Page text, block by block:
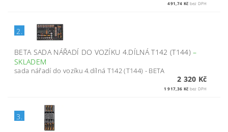
491,74 Kč bez DPH
2.
BETA SADA NÁŘADÍ DO VOZÍKU 4.DÍLNÁ T142 (T144)–
SKLADEM
sada nářadí do vozíku 4.dílná T142 (T144) - BETA
2 320 Kč
1 917,36 Kč bez DPH
3.